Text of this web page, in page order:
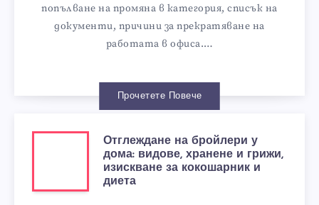
попълване на промяна в категория, списък на
документи, причини за прекратяване на
работата в офиса.…
Прочетете Повече
Отглеждане на бройлери у
дома: видове, хранене и грижи,
изискване за кокошарник и
диета